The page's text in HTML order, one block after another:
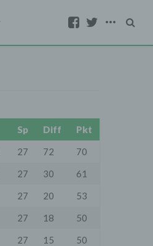
Sp Diff
Pkt
27 72
70
27 30
61
27 20
53
27 18
50
27 15
50